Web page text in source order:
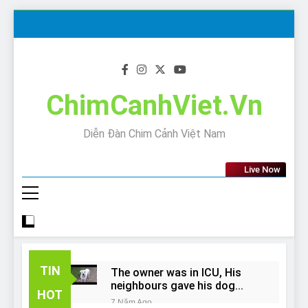
ChimCanhViet.Vn
Diễn Đàn Chim Cảnh Việt Nam
Live Now
TIN
HOT
The owner was in ICU, His
neighbours gave his dog
away!
7 Năm Ago